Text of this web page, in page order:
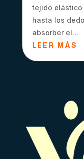
tejido elástico
hasta los
absorber el...
LEER MÁS